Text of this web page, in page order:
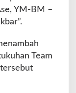
YM-BM –
Team
tersebut